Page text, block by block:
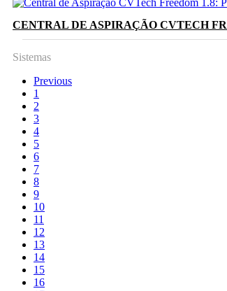
CENTRAL DE ASPIRAÇÃO CVTECH
Sistemas
Previous
1
2
3
4
5
6
7
8
9
10
11
12
13
14
15
16